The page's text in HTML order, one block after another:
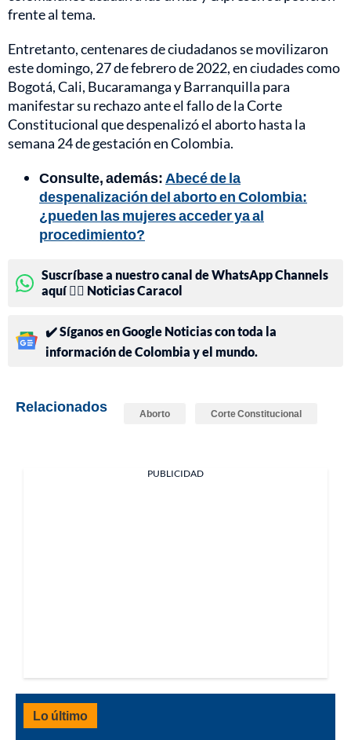
frente al tema.
Entretanto, centenares de ciudadanos se movilizaron
este domingo, 27 de febrero de 2022, en ciudades como
Bogotá, Cali, Bucaramanga y Barranquilla para
manifestar su rechazo ante el fallo de la Corte
Constitucional que despenalizó el aborto hasta la
semana 24 de gestación en Colombia.
Consulte, además: Abecé de la
despenalización del aborto en Colombia:
¿pueden las mujeres acceder ya al
procedimiento?
Suscríbase a nuestro canal de WhatsApp Channels
aquí 👉🏻 Noticias Caracol
✔️ Síganos en Google Noticias con toda la
información de Colombia y el mundo.
Relacionados Aborto Corte Constitucional
PUBLICIDAD
Lo último